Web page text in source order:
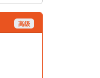
高级